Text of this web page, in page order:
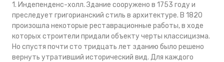
1. Индепенденс-холл. Здание сооружено в 1753 году и
преследует григорианский стиль в архитектуре. В 1820
произошла некоторые реставрационные работы, в ходе
которых строители придали объекту черты классицизма.
Но спустя почти сто тридцать лет зданию было решено
вернуть утративший исторический вид. Для каждого